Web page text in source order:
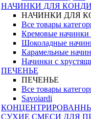
НАЧИНКИ ДЛЯ
НАЧИНКИ ДЛЯ
Все товары
Кремовые начинки
Шоколадные
Карамельные
Начинки с
ПЕЧЕНЬЕ
ПЕЧЕНЬЕ
Все товары
Savoiardi
СУХИЕ СМЕСИ ДЛЯ